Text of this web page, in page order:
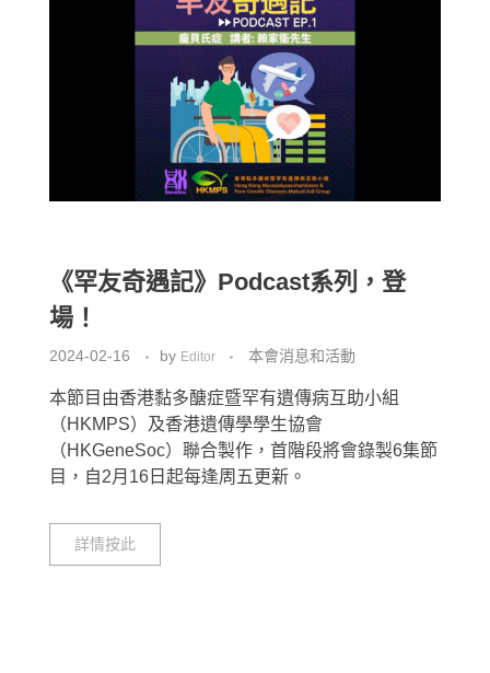
《罕友奇遇記》Podcast系列，登
場！
2024-02-16 by Editor 本會消息和活動
本節目由香港黏多醣症暨罕有遺傳病互助小組
（HKMPS）及香港遺傳學學生協會
（HKGeneSoc）聯合製作，首階段將會錄製6集節
目，自2月16日起每逢周五更新。
詳情按此